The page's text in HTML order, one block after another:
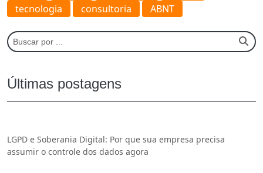
tecnologia
consultoria ABNT
Últimas postagens
LGPD e Soberania Digital: Por que sua empresa precisa
assumir o controle dos dados agora